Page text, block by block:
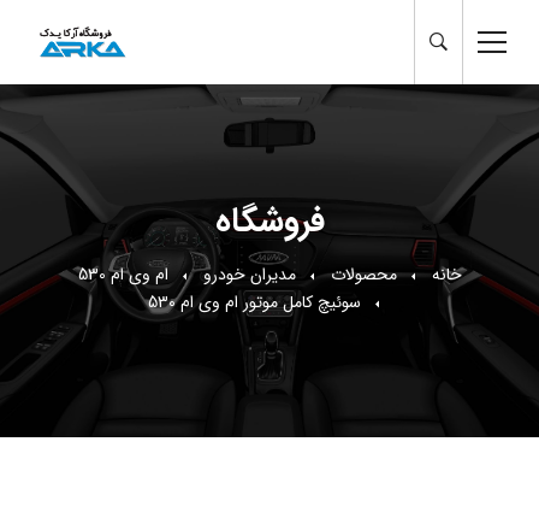
فروشگاه
خانه محصولات مدیران خودرو
ام وی ام 530
سوئیچ کامل موتور ام وی ام 530